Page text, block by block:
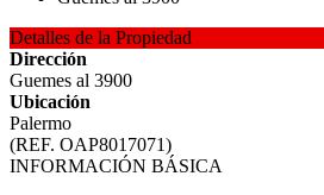
Detalles de la Propiedad
Dirección
Guemes al 3900
Ubicación
Palermo
(REF. OAP8017071)
INFORMACIÓN BÁSICA